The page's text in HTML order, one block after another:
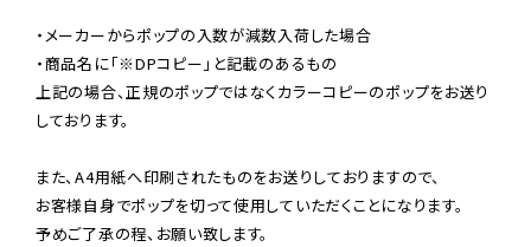
・メーカーからポップの入数が減数入荷した場合
・商品名に「※DPコピー」と記載のあるもの
上記の場合、正規のポップではなくカラーコピーのポップをお送り
しております。
また、A4用紙へ印刷されたものをお送りしておりますので、
お客様自身でポップを切って使用していただくことになります。
予めご了承の程、お願い致します。